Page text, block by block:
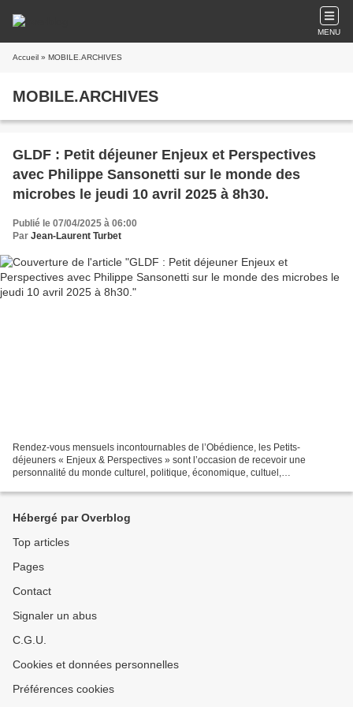
MENU
Accueil » MOBILE.ARCHIVES
MOBILE.ARCHIVES
GLDF : Petit déjeuner Enjeux et Perspectives
avec Philippe Sansonetti sur le monde des
microbes le jeudi 10 avril 2025 à 8h30.
Publié le 07/04/2025 à 06:00
Par Jean-Laurent Turbet
Rendez-vous mensuels incontournables de l’Obédience, les Petits-
déjeuners « Enjeux & Perspectives » sont l’occasion de recevoir une
personnalité du monde culturel, politique, économique, cultuel,
Hébergé par Overblog
Top articles
Pages
Contact
Signaler un abus
C.G.U.
Cookies et données personnelles
Préférences cookies